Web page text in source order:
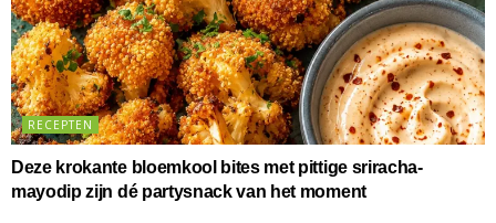
RECEPTEN
Deze krokante bloemkool bites met pittige sriracha-
mayodip zijn dé partysnack van het moment